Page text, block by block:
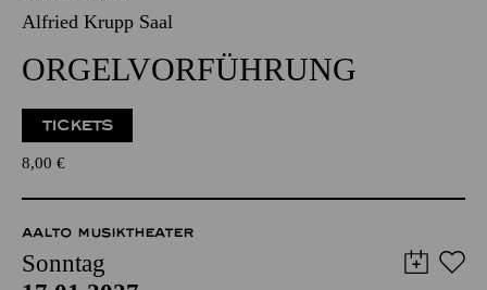
17.01.2027
17:01 - 18:00
ORGEL­VORFÜHRUNG
8,00 €